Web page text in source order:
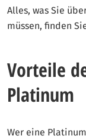
Alles, was Sie
müssen, finden
Vorteile
Platinum
Wer eine